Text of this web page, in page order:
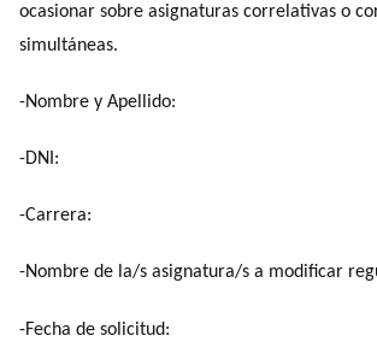
ocasionar sobre asignaturas correlativas o
simultáneas.
-Nombre y Apellido:
-DNI:
-Carrera:
-Nombre de la/s asignatura/s a modificar
-Fecha de solicitud: